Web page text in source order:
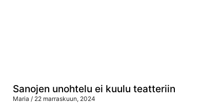
Sanojen unohtelu ei kuulu teatteriin
Maria 22 marraskuun, 2024